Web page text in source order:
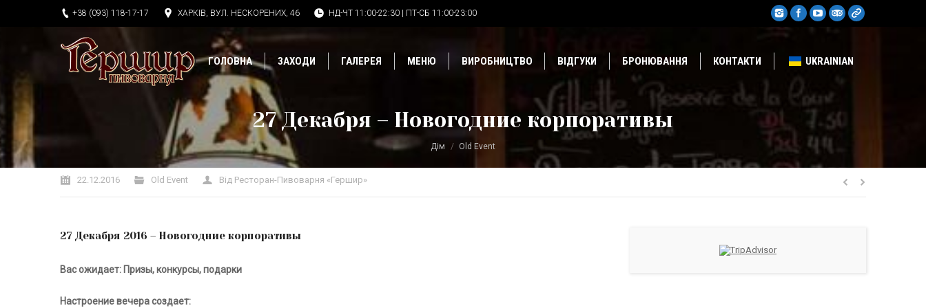
+38 (093) 118-17-17 ХАРКІВ, ВУЛ. НЕСКОРЕНИХ, 46 НД-ЧТ 11:00-22:30 | ПТ-СБ 11:00-23:00
ГОЛОВНА ЗАХОДИ ГАЛЕРЕЯ МЕНЮ ВИРОБНИЦТВО ВІДГУКИ БРОНЮВАННЯ КОНТАКТИ UKRAINIAN
27 Декабря – Новогодние корпоративы
Дім Old Event
22.12.2016 Old Event Від Ресторан-Пивоварня «Гершир»
27 Декабря 2016 – Новогодние корпоративы
Вас ожидает: Призы, конкурсы, подарки
Настроение вечера создает: